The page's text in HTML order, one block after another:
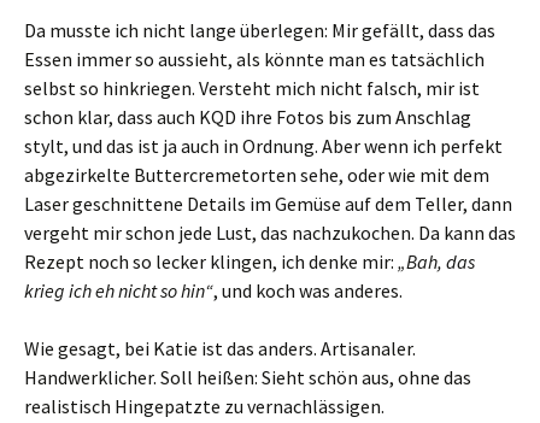
Da musste ich nicht lange überlegen: Mir gefällt, dass das
Essen immer so aussieht, als könnte man es tatsächlich
selbst so hinkriegen. Versteht mich nicht falsch, mir ist
schon klar, dass auch KQD ihre Fotos bis zum Anschlag
stylt, und das ist ja auch in Ordnung. Aber wenn ich perfekt
abgezirkelte Buttercremetorten sehe, oder wie mit dem
Laser geschnittene Details im Gemüse auf dem Teller, dann
vergeht mir schon jede Lust, das nachzukochen. Da kann das
Rezept noch so lecker klingen, ich denke mir: „Bah, das
krieg ich eh nicht so hin“, und koch was anderes.
Wie gesagt, bei Katie ist das anders. Artisanaler.
Handwerklicher. Soll heißen: Sieht schön aus, ohne das
realistisch Hingepatzte zu vernachlässigen.